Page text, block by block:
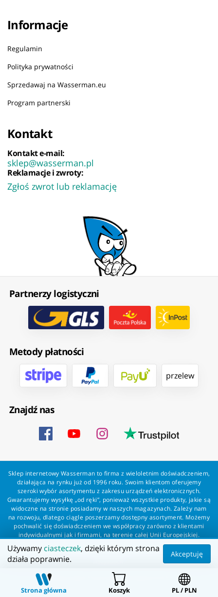
Informacje
Regulamin
Polityka prywatności
Sprzedawaj na Wasserman.eu
Program partnerski
Kontakt
Kontakt e-mail:
sklep@wasserman.pl
Reklamacje i zwroty:
Zgłoś zwrot lub reklamację
Partnerzy logistyczni
Metody płatności
przelew
Znajdź nas
Sklep internetowy Wasserman to firma z wieloletnim doświadczeniem,
działająca na rynku już od 1996 roku. Swoim klientom oferujemy
szeroki wybór asortymentu z zakresu urządzeń elektronicznych.
Gwarantujemy wysyłkę „od ręki”, ponieważ wszystkie produkty, jakie są
widoczne na stronie posiadamy w naszych magazynach. Zależy nam
na rozwoju, dlatego ciągle poszerzamy dostępny asortyment. Możemy
pochwalić się doświadczeniem we współpracy zarówno z klientami
indywidualnymi jak i firmami, na terenie całej Unii Europejskiej.
Zapewniamy profesjonalną obsługę każdego klienta oraz szybką i
bezproblemową realizację zamówień. Wasserman - wszystko dla
Wszelkie prawa zastrzeżone dla Wasserman.eu
Strona główna Koszyk PL / PLN
Używamy ciasteczek, dzięki którym strona
działa poprawnie.
Akceptuję